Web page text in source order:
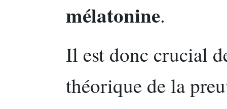
mélatonine.
Il est donc crucial
théorique de la